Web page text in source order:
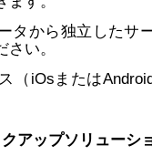
タから独立したサ
い。
（iOsまたは
アップソリューシ